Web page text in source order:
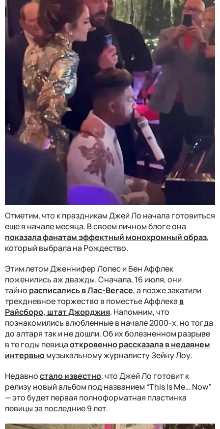
Отметим, что к праздникам Джей Ло начала готовиться
еще в начале месяца. В своем личном блоге она
показала фанатам эффектный монохромный образ,
который выбрала на Рождество.
Этим летом Дженнифер Лопес и Бен Аффлек
поженились аж дважды. Сначала, 16 июля, они
тайно расписались в Лас-Вегасе, а позже закатили
трехдневное торжество в поместье Аффлека в
Райсборо, штат Джорджия. Напомним, что
познакомились влюбленные в начале 2000-х, но тогда
до алтаря так и не дошли. Об их болезненном разрыве
в те годы певицаоткровенно рассказала в недавнем
интервью музыкальному журналисту Зейну Лоу.
Недавностало известно, что Джей Ло готовит к
релизу новый альбом под названием “This Is Me… Now”
— это будет первая полноформатная пластинка
певицы за последние 9 лет.